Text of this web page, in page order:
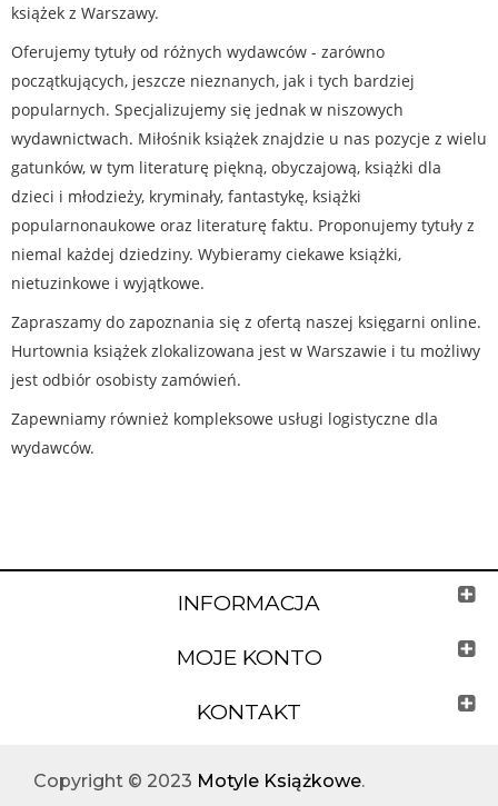
książek z Warszawy.
Oferujemy tytuły od różnych wydawców - zarówno
początkujących, jeszcze nieznanych, jak i tych bardziej
popularnych. Specjalizujemy się jednak w niszowych
wydawnictwach. Miłośnik książek znajdzie u nas pozycje z wielu
gatunków, w tym literaturę piękną, obyczajową, książki dla
dzieci i młodzieży, kryminały, fantastykę, książki
popularnonaukowe oraz literaturę faktu. Proponujemy tytuły z
niemal każdej dziedziny. Wybieramy ciekawe książki,
nietuzinkowe i wyjątkowe.
Zapraszamy do zapoznania się z ofertą naszej księgarni online.
Hurtownia książek zlokalizowana jest w Warszawie i tu możliwy
jest odbiór osobisty zamówień.
Zapewniamy również kompleksowe usługi logistyczne dla
wydawców.
INFORMACJA
MOJE KONTO
KONTAKT
Copyright © 2023 Motyle Książkowe.